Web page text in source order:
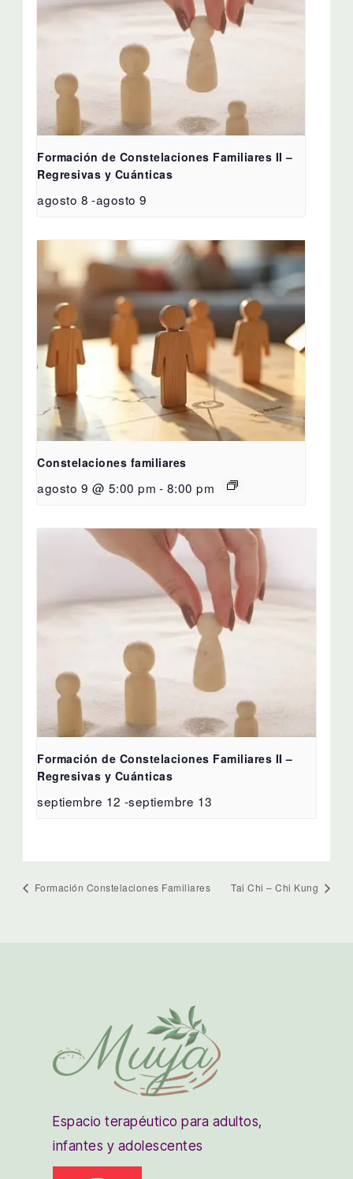
Formación de Constelaciones Familiares II –
Regresivas y Cuánticas
agosto 8 -agosto 9
Constelaciones familiares
agosto 9 @ 5:00 pm - 8:00 pm
Formación de Constelaciones Familiares II –
Regresivas y Cuánticas
septiembre 12 -septiembre 13
Formación Constelaciones Familiares Tai Chi – Chi Kung
Espacio terapéutico para adultos,
infantes y adolescentes